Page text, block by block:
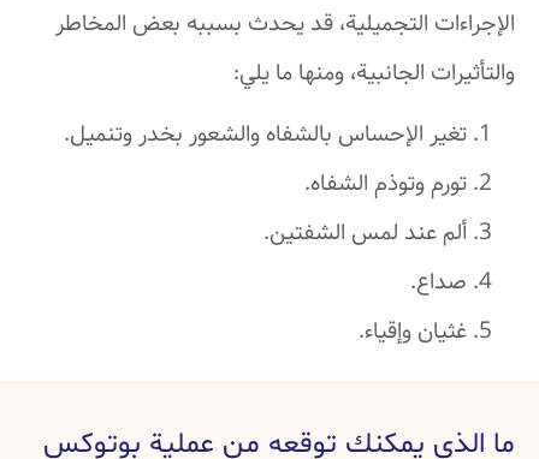
الإجراءات التجميلية، قد يحدث بسببه بعض المخاطر
والتأثيرات الجانبية، ومنها ما يلي:
تغير الإحساس بالشفاه والشعور بخدر وتنميل.
تورم وتوذم الشفاه.
ألم عند لمس الشفتين.
صداع.
غثيان وإقياء.
ما الذي يمكنك توقعه من عملية بوتوكس